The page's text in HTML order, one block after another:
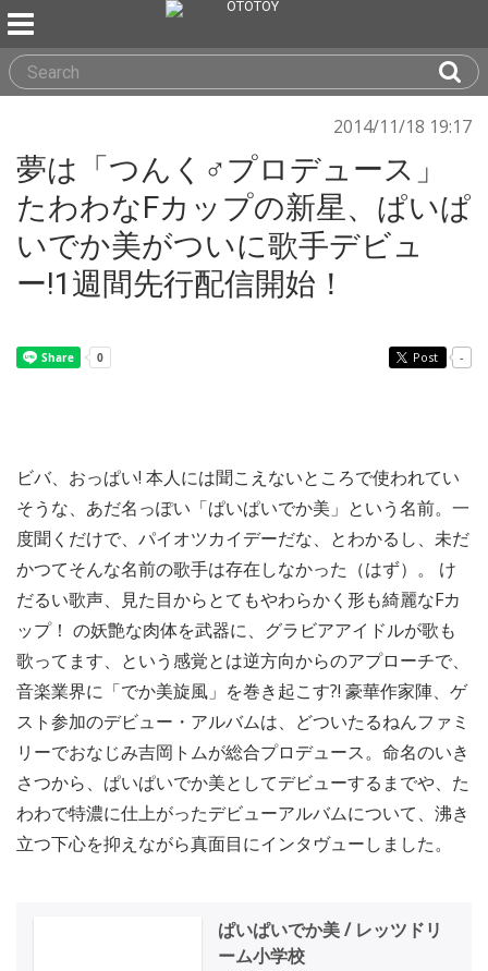
2014/11/18 19:17
夢は「つんく♂プロデュース」
たわわなFカップの新星、ぱいぱ
いでか美がついに歌手デビュ
ー!1週間先行配信開始！
Post -
ビバ、おっぱい! 本人には聞こえないところで使われてい
そうな、あだ名っぽい「ぱいぱいでか美」という名前。一
度聞くだけで、パイオツカイデーだな、とわかるし、未だ
かつてそんな名前の歌手は存在しなかった（はず）。 け
だるい歌声、見た目からとてもやわらかく形も綺麗なFカ
ップ！ の妖艶な肉体を武器に、グラビアアイドルが歌も
歌ってます、という感覚とは逆方向からのアプローチで、
音楽業界に「でか美旋風」を巻き起こす?! 豪華作家陣、ゲ
スト参加のデビュー・アルバムは、どついたるねんファミ
リーでおなじみ吉岡トムが総合プロデュース。命名のいき
さつから、ぱいぱいでか美としてデビューするまでや、た
わわで特濃に仕上がったデビューアルバムについて、沸き
立つ下心を抑えながら真面目にインタヴューしました。
ぱいぱいでか美 / レッツドリ
ーム小学校